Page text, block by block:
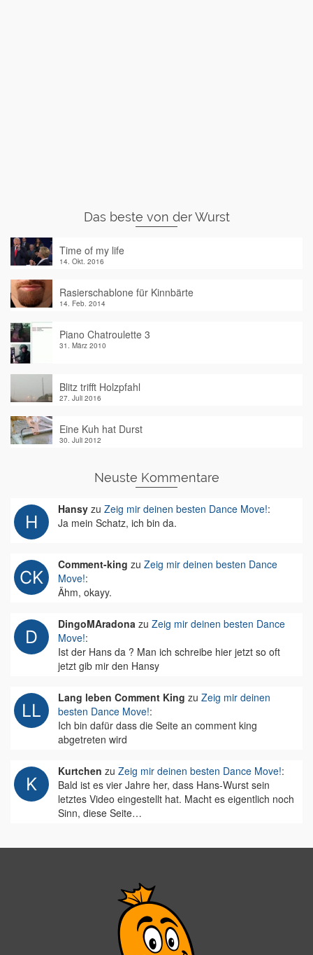
Das beste von der Wurst
Time of my life
14. Okt. 2016
Rasierschablone für Kinnbärte
14. Feb. 2014
Piano Chatroulette 3
31. März 2010
Blitz trifft Holzpfahl
27. Juli 2016
Eine Kuh hat Durst
30. Juli 2012
Neuste Kommentare
Hansy zu Zeig mir deinen besten Dance Move!:
Ja mein Schatz, ich bin da.
Comment-king zu Zeig mir deinen besten Dance
Move!:
Ähm, okayy.
DingoMAradona zu Zeig mir deinen besten Dance
Move!:
Ist der Hans da ? Man ich schreibe hier jetzt so oft
jetzt gib mir den Hansy
Lang leben Comment King zu Zeig mir deinen
besten Dance Move!:
Ich bin dafür dass die Seite an comment king
abgetreten wird
Kurtchen zu Zeig mir deinen besten Dance Move!:
Bald ist es vier Jahre her, dass Hans-Wurst sein
letztes Video eingestellt hat. Macht es eigentlich noch
Sinn, diese Seite…